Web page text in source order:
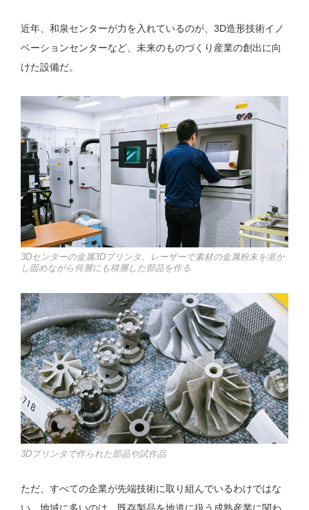
近年、和泉センターが力を入れているのが、3D造形技術イノ
ベーションセンターなど、未来のものづくり産業の創出に向
けた設備だ。
3Dセンターの金属3Dプリンタ。レーザーで素材の金属粉末を溶か
し固めながら何層にも積層した部品を作る
3Dプリンタで作られた部品や試作品
ただ、すべての企業が先端技術に取り組んでいるわけではな
い。地域に多いのは、既存製品を地道に扱う成熟産業に関わ